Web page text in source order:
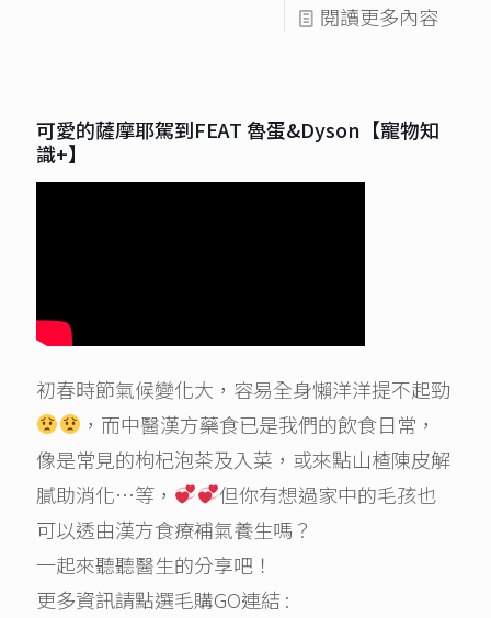
閱讀更多內容
可愛的薩摩耶駕到FEAT 魯蛋&Dyson【寵物知
識+】
初春時節氣候變化大，容易全身懶洋洋提不起勁
，而中醫漢方藥食已是我們的飲食日常，
像是常見的枸杞泡茶及入菜，或來點山楂陳皮解
膩助消化…等，
但你有想過家中的毛孩也
可以透由漢方食療補氣養生嗎？
一起來聽聽醫生的分享吧！
更多資訊請點選毛購GO連結 :